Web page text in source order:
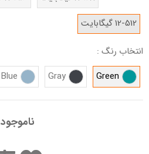
12-512 گیگابایت
انتخاب رنگ :
Green
Gray
Blue
ناموجود